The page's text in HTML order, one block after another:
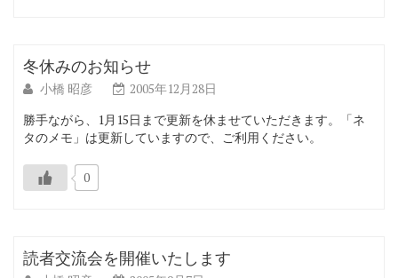
冬休みのお知らせ
小橋 昭彦
2005年12月28日
勝手ながら、1月15日まで更新を休ませていただきます。「ネ
タのメモ」は更新していますので、ご利用ください。
0
読者交流会を開催いたします